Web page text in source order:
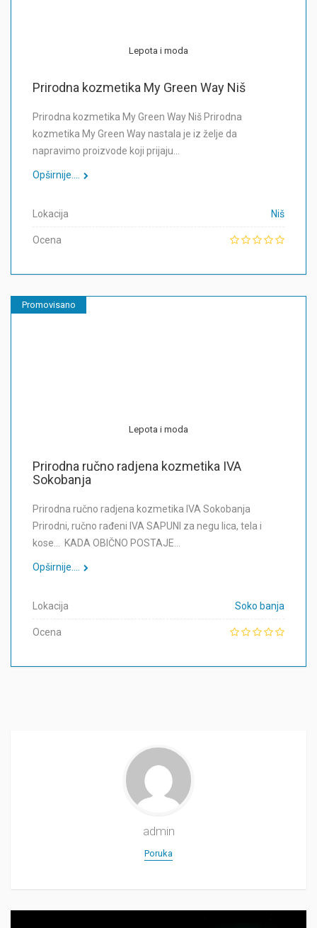
Lepota i moda
Prirodna kozmetika My Green Way Niš
Prirodna kozmetika My Green Way Niš Prirodna
kozmetika My Green Way nastala je iz želje da
napravimo proizvode koji prijaju…
Opširnije....
Lokacija Niš
Ocena
Promovisano
Lepota i moda
Prirodna ručno radjena kozmetika IVA
Sokobanja
Prirodna ručno radjena kozmetika IVA Sokobanja
Prirodni, ručno rađeni IVA SAPUNI za negu lica, tela i
kose… KADA OBIČNO POSTAJE…
Opširnije....
Lokacija Soko banja
Ocena
admin
Poruka